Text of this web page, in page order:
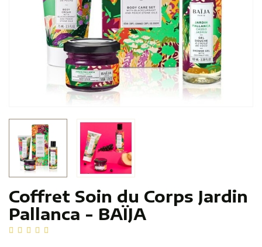
Coffret Soin du Corps Jardin
Pallanca - BAÏJA